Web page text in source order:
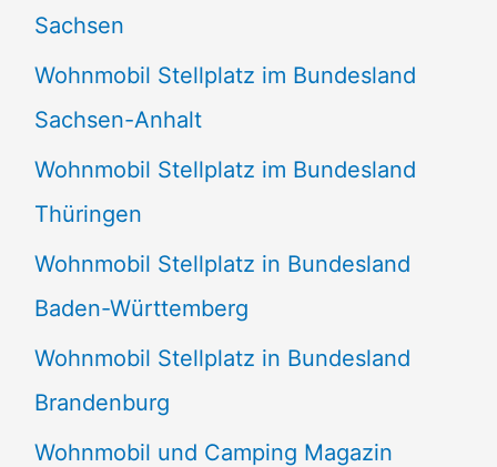
Sachsen
Wohnmobil Stellplatz im Bundesland
Sachsen-Anhalt
Wohnmobil Stellplatz im Bundesland
Thüringen
Wohnmobil Stellplatz in Bundesland
Baden-Württemberg
Wohnmobil Stellplatz in Bundesland
Brandenburg
Wohnmobil und Camping Magazin